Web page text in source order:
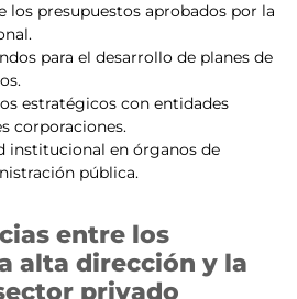
los presupuestos aprobados por la
para el desarrollo de planes de
estratégicos con entidades
corporaciones.
institucional en órganos de
pública.
entre los
alta dirección y la
privado